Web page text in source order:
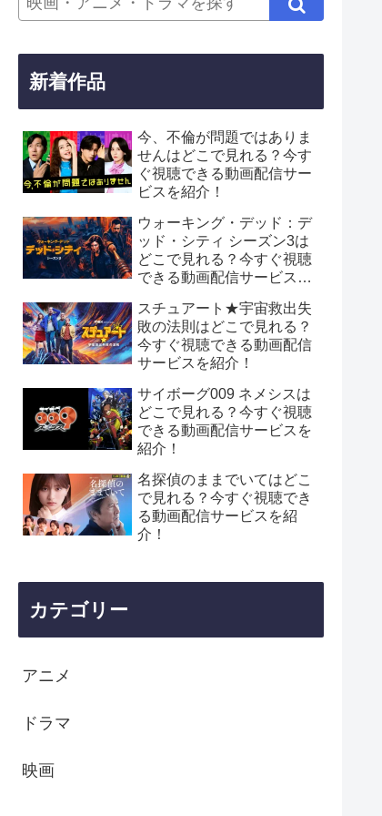
新着作品
今、不倫が問題ではありま
せんはどこで見れる？今す
ぐ視聴できる動画配信サー
ビスを紹介！
ウォーキング・デッド：デ
ッド・シティ シーズン3は
どこで見れる？今すぐ視聴
できる動画配信サービスを
スチュアート★宇宙救出失
敗の法則はどこで見れる？
今すぐ視聴できる動画配信
サービスを紹介！
サイボーグ009 ネメシスは
どこで見れる？今すぐ視聴
できる動画配信サービスを
紹介！
名探偵のままでいてはどこ
で見れる？今すぐ視聴でき
る動画配信サービスを紹
介！
カテゴリー
アニメ
ドラマ
映画